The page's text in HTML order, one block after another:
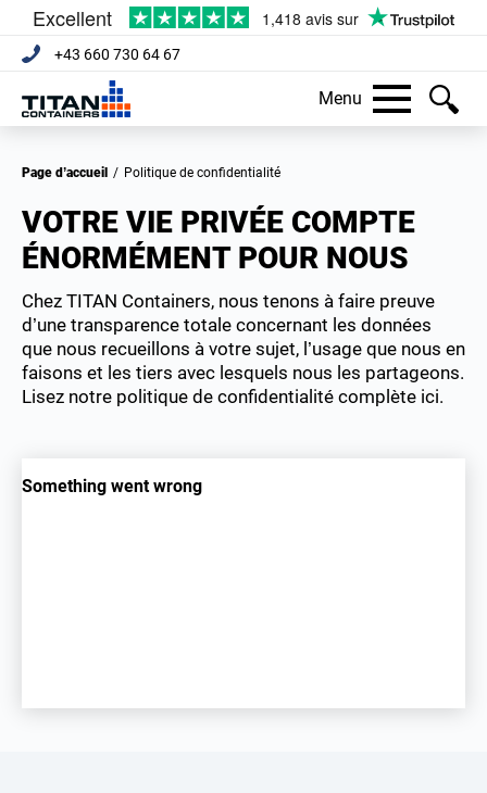
+43 660 730 64 67
Menu
Page d’accueil / Politique de confidentialité
VOTRE VIE PRIVÉE COMPTE
ÉNORMÉMENT POUR NOUS
Chez TITAN Containers, nous tenons à faire preuve
d’une transparence totale concernant les données
que nous recueillons à votre sujet, l’usage que nous en
faisons et les tiers avec lesquels nous les partageons.
Lisez notre politique de confidentialité complète ici.